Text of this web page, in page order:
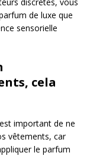
de luxe que
sensorielle
cela
important de ne
vêtements, car
le parfum